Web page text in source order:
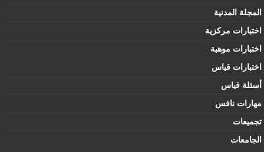
المجلة المدنية
اختبارات مركزية
اختبارات موهبة
اختبارات قياس
أسئلة قياس
مهارات نافس
تجميعات
الجامعات